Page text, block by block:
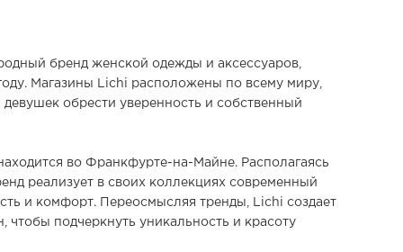
бренд женской одежды и аксессуаров,
Магазины Lichi расположены по всему миру,
обрести уверенность и собственный
во Франкфурте-на-Майне. Располагаясь
реализует в своих коллекциях современный
и комфорт. Переосмысляя тренды, Lichi создает
чтобы подчеркнуть уникальность и красоту